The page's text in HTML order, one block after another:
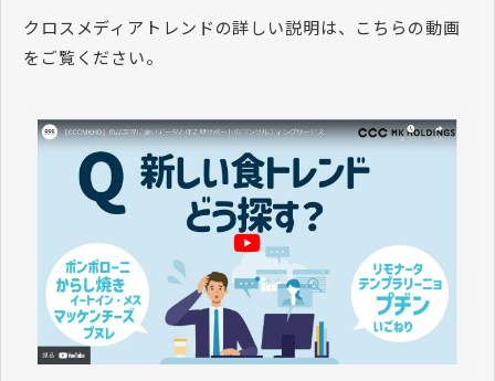
クロスメディアトレンドの詳しい説明は、こちらの動画
をご覧ください。